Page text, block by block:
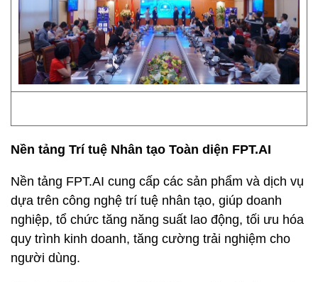
Nền tảng Trí tuệ Nhân tạo Toàn diện FPT.AI
Nền tảng FPT.AI cung cấp các sản phẩm và dịch vụ
dựa trên công nghệ trí tuệ nhân tạo, giúp doanh
nghiệp, tổ chức tăng năng suất lao động, tối ưu hóa
quy trình kinh doanh, tăng cường trải nghiệm cho
người dùng.